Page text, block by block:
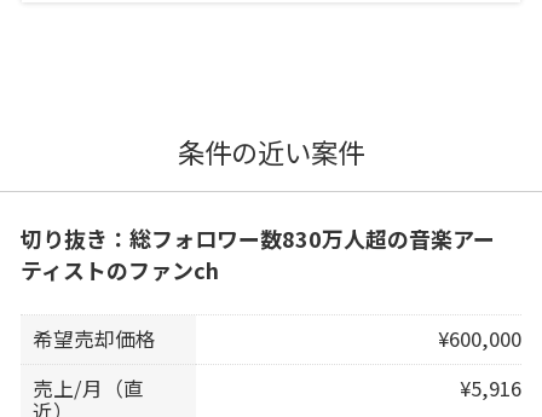
条件の近い案件
切り抜き：総フォロワー数830万人超の音楽アー
ティストのファンch
希望売却価格
¥600,000
売上/月（直
近）
¥5,916